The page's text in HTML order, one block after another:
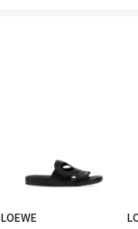
LOEWE